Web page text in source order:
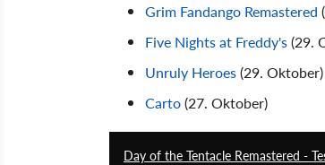
Grim Fandango Remastered
Five Nights at Freddy's(29.
Unruly Heroes(29. Oktober)
Carto(27. Oktober)
Day of the Tentacle Remastered -